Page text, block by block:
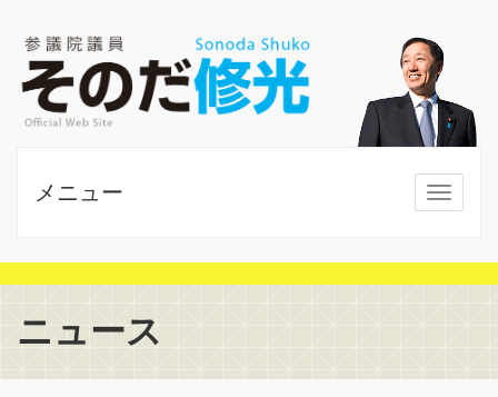
MENU
メニュー
ニュース